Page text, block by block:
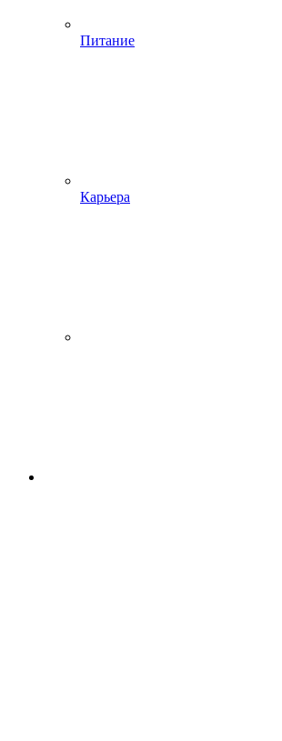
Питание
Карьера